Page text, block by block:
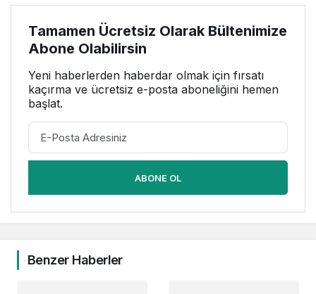
Tamamen Ücretsiz Olarak Bültenimize
Abone Olabilirsin
Yeni haberlerden haberdar olmak için fırsatı
kaçırma ve ücretsiz e-posta aboneliğini hemen
başlat.
ABONE OL
Benzer Haberler